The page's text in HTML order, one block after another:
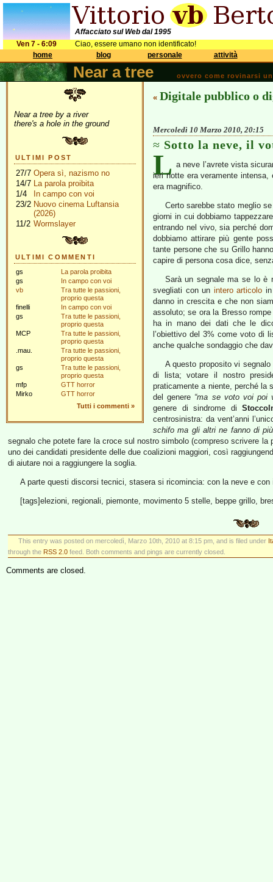
Affacciato sul Web dal 1995
Ven 7 - 6:09
Ciao, essere umano non identificato!
home
blog personale attività
Near a tree ovvero come rovinarsi
Near a tree by a river
there's a hole in the ground
ULTIMI POST
27/7 Opera sì, nazismo no
14/7 La parola proibita
1/4
In campo con voi
23/2 Nuovo cinema Luftansia
(2026)
11/2 Wormslayer
ULTIMI COMMENTI
gs
La parola proibita
gs
In campo con voi
vb
Tra tutte le passioni,
proprio questa
finelli
In campo con voi
gs
Tra tutte le passioni,
proprio questa
MCP
Tra tutte le passioni,
proprio questa
.mau.
Tra tutte le passioni,
proprio questa
gs
Tra tutte le passioni,
proprio questa
mfp
GTT horror
Mirko
GTT horror
Tutti i commenti »
« Digitale pubblico o
Mercoledì 10 Marzo 2010, 20:15
Sotto la neve, il
L a neve l’avrete vista
ieri notte era veramente
era magnifico.
Certo sarebbe stato meglio
giorni in cui dobbiamo
entrando nel vivo, sia perché
dobbiamo attirare più gente
tante persone che su Grillo
capire di persona cosa dice,
Sarà un segnale ma se lo è
svegliati con un intero articolo
danno in crescita e che non
assoluto; se ora la Bresso
ha in mano dei dati che le
l’obiettivo del 3% come voto di
anche qualche sondaggio che
A questo proposito vi
di lista; votare il nostro
praticamente a niente, perché la
del genere “ma se voto voi poi
genere di sindrome di
centrosinistra: da vent’anni
schifo ma gli altri ne fanno di
segnalo che potete fare la croce sul nostro simbolo (compreso scrivere
uno dei candidati presidente delle due coalizioni maggiori, così
di aiutare noi a raggiungere la soglia.
A parte questi discorsi tecnici, stasera si ricomincia: con la neve e
[tags]elezioni, regionali, piemonte, movimento 5 stelle, beppe grillo,
This entry was posted on mercoledì, Marzo 10th, 2010 at 8:15 pm, and is filed under
through the RSS 2.0 feed. Both comments and pings are currently closed.
Comments are closed.